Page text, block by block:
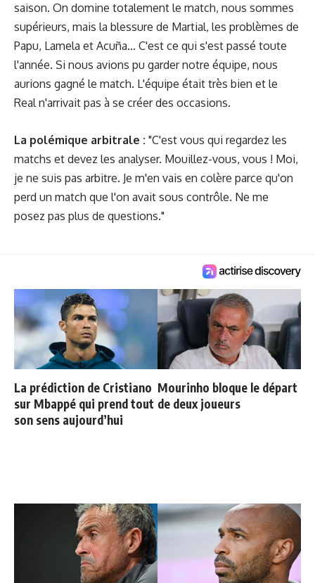
saison. On domine totalement le match, nous sommes
supérieurs, mais la blessure de Martial, les problèmes de
Papu, Lamela et Acuña... C'est ce qui s'est passé toute
l'année. Si nous avions pu garder notre équipe, nous
aurions gagné le match. L'équipe était très bien et le
Real n'arrivait pas à se créer des occasions.
La polémique arbitrale : "C'est vous qui regardez les
matchs et devez les analyser. Mouillez-vous, vous ! Moi,
je ne suis pas arbitre. Je m'en vais en colère parce qu'on
perd un match que l'on avait sous contrôle. Ne me
posez pas plus de questions."
La prédiction de Cristiano
sur Mbappé qui prend tout
son sens aujourd’hui
Mourinho bloque le départ
de deux joueurs